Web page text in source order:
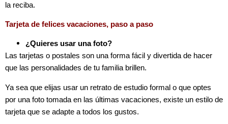
la reciba.
Tarjeta de felices vacaciones, paso a paso
¿Quieres usar una foto?
Las tarjetas o postales son una forma fácil y divertida de hacer
que las personalidades de tu familia brillen.
Ya sea que elijas usar un retrato de estudio formal o que optes
por una foto tomada en las últimas vacaciones, existe un estilo de
tarjeta que se adapte a todos los gustos.